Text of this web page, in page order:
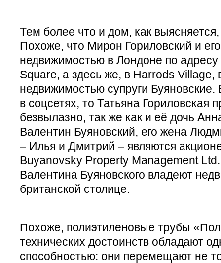
Тем более что и дом, как
Похоже, что Мирон Гориловский и
недвижимостью в Лондоне по адресу
Square, а здесь же, в Harrods Village,
недвижимостью супруги Буяновские.
в соцсетях, то Татьяна Гориловская
безвылазно, так же как и её дочь
Валентин Буяновский, его жена
– Илья и Дмитрий – являются
Buyanovsky Property Management
Валентина Буяновского владеют
британской столице.
Похоже, полиэтиленовые трубы
технических достоинств обладают
способностью: они перемещают не